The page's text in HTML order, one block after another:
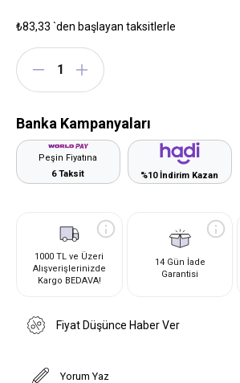
₺83,33 `den başlayan taksitlerle
Banka Kampanyaları
Peşin Fiyatına
6 Taksit
%10 İndirim Kazan
1000 TL ve Üzeri
Alışverişlerinizde
Kargo BEDAVA!
14 Gün İade
Garantisi
Fiyat Düşünce Haber Ver
Yorum Yaz